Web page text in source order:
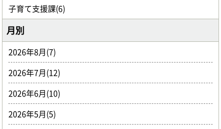
子育て支援課(6)
月別
2026年8月(7)
2026年7月(12)
2026年6月(10)
2026年5月(5)